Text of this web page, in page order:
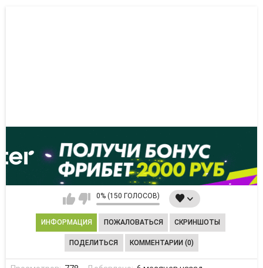
0% (150 ГОЛОСОВ)
ИНФОРМАЦИЯ ПОЖАЛОВАТЬСЯ СКРИНШОТЫ
ПОДЕЛИТЬСЯ КОММЕНТАРИИ (0)